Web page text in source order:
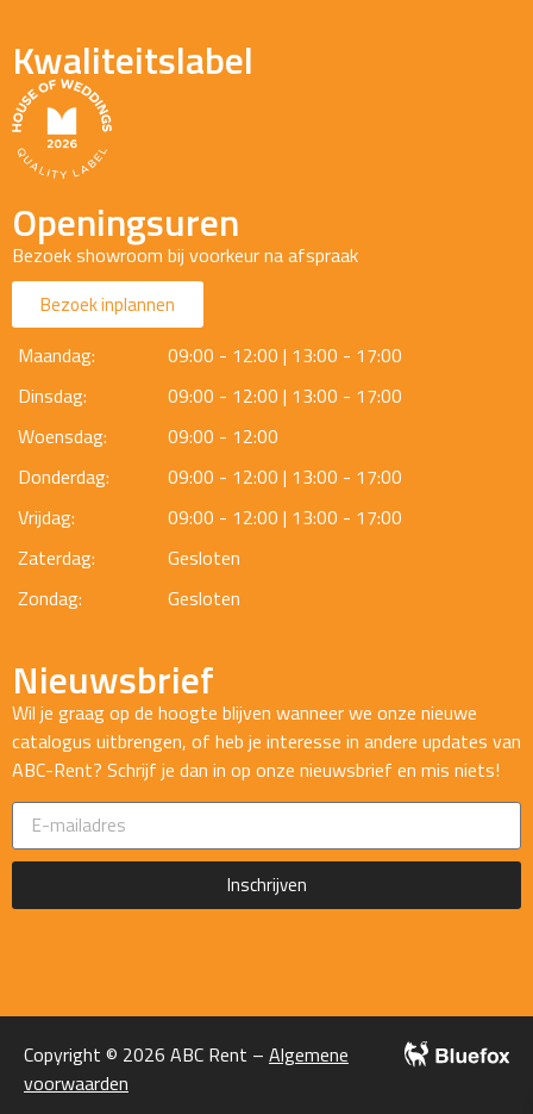
Kwaliteitslabel
Openingsuren
Bezoek showroom bij voorkeur na afspraak
Bezoek inplannen
Maandag:
09:00 - 12:00 | 13:00 - 17:00
Dinsdag:
09:00 - 12:00 | 13:00 - 17:00
Woensdag:
09:00 - 12:00
Donderdag:
09:00 - 12:00 | 13:00 - 17:00
Vrijdag:
09:00 - 12:00 | 13:00 - 17:00
Zaterdag:
Gesloten
Zondag:
Gesloten
Nieuwsbrief
Wil je graag op de hoogte blijven wanneer we onze nieuwe
catalogus uitbrengen, of heb je interesse in andere updates van
ABC-Rent? Schrijf je dan in op onze nieuwsbrief en mis niets!
Inschrijven
Copyright © 2026 ABC Rent – Algemene
voorwaarden